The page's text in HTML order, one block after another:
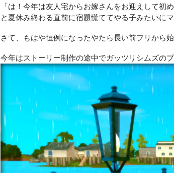
「は！今年は友人宅からお嫁さんをお迎えして初
と夏休み終わる直前に宿題慌ててやる子みたいに
さて、もはや恒例になったやたら長い前フリから始
今年はストーリー制作の途中でガッツリシムズの